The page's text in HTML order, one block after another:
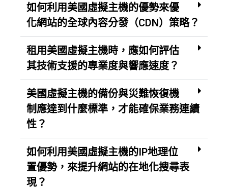
如何利用美國虛擬主機的優勢來優
化網站的全球內容分發（CDN）策略？
租用美國虛擬主機時，應如何評估
其技術支援的專業度與響應速度？
美國虛擬主機的備份與災難恢復機
制應達到什麼標準，才能確保業務連續
性？
如何利用美國虛擬主機的IP地理位
置優勢，來提升網站的在地化搜尋表
現？